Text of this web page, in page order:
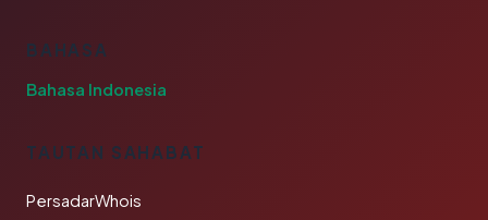
BAHASA
Bahasa Indonesia
TAUTAN SAHABAT
PersadarWhois